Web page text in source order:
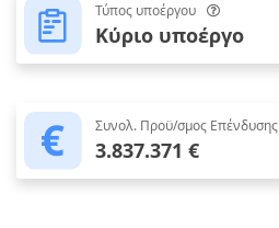
Τύπος υποέργου
Κύριο υποέργο
Συνολ. Προϋ/σμος Επένδυσης
3.837.371 €